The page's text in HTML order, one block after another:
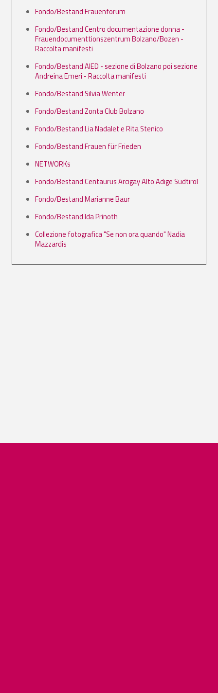
Fondo/Bestand Frauenforum
Fondo/Bestand Centro documentazione donna -
Frauendocumenttionszentrum Bolzano/Bozen -
Raccolta manifesti
Fondo/Bestand AIED - sezione di Bolzano poi sezione
Andreina Emeri - Raccolta manifesti
Fondo/Bestand Silvia Wenter
Fondo/Bestand Zonta Club Bolzano
Fondo/Bestand Lia Nadalet e Rita Stenico
Fondo/Bestand Frauen für Frieden
NETWORKs
Fondo/Bestand Centaurus Arcigay Alto Adige Südtirol
Fondo/Bestand Marianne Baur
Fondo/Bestand Ida Prinoth
Collezione fotografica "Se non ora quando" Nadia
Mazzardis